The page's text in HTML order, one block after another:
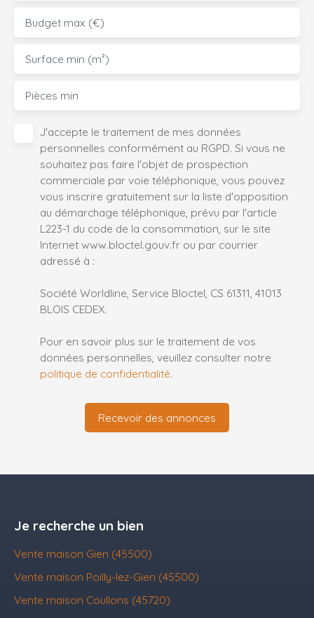
Budget max (€)
Surface min (m²)
Pièces min
J'accepte le traitement de mes données
personnelles conformément au RGPD. Si vous ne
souhaitez pas faire l'objet de prospection
commerciale par voie téléphonique, vous pouvez
vous inscrire gratuitement sur la liste d'opposition
au démarchage téléphonique, prévu par l'article
L223-1 du code de la consommation, sur le site
Internet www.bloctel.gouv.fr ou par courrier
adressé à :
Société Worldline, Service Bloctel, CS 61311, 41013
BLOIS CEDEX.
Pour en savoir plus sur le traitement de vos
données personnelles, veuillez consulter notre
politique de confidentialité.
Recevoir des annonces
Je recherche un bien
Vente maison Gien (45500)
Vente maison Poilly-lez-Gien (45500)
Vente maison Coullons (45720)